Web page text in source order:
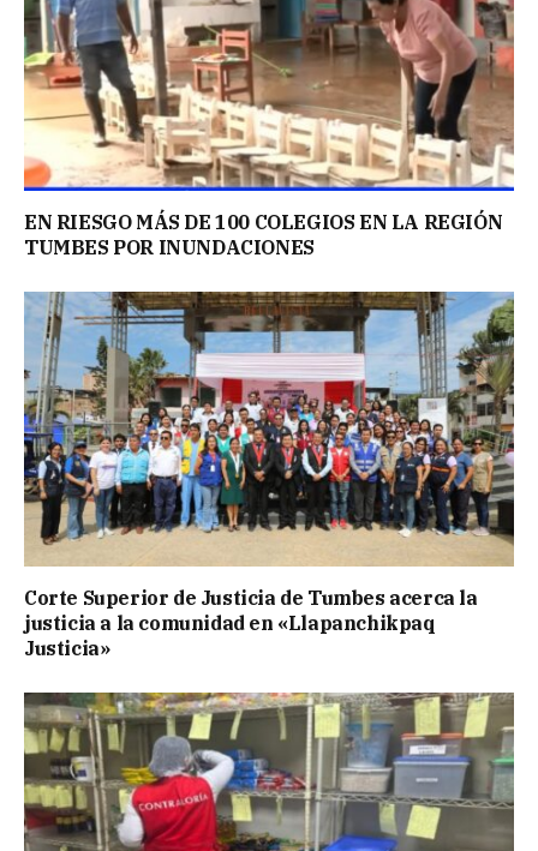
EN RIESGO MÁS DE 100 COLEGIOS EN LA REGIÓN
TUMBES POR INUNDACIONES
Corte Superior de Justicia de Tumbes acerca la
justicia a la comunidad en «Llapanchikpaq
Justicia»